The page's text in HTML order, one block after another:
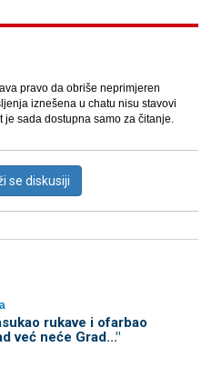
pravo da obriše neprimjeren
iznešena u chatu nisu stavovi
sada dostupna samo za čitanje.
se diskusiji
rukave i ofarbao
već neće Grad..."